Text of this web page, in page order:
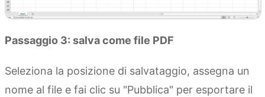
Passaggio 3: salva come file PDF
Seleziona la posizione di salvataggio, assegna un
nome al file e fai clic su "Pubblica" per esportare il